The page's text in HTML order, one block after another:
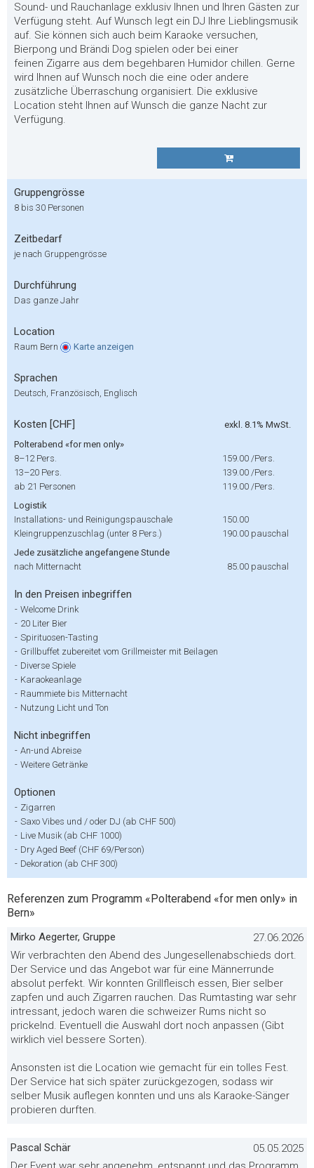
Sound- und Rauchanlage exklusiv Ihnen und Ihren Gästen zur
Verfügung steht. Auf Wunsch legt ein DJ Ihre Lieblingsmusik
auf. Sie können sich auch beim Karaoke versuchen,
Bierpong und Brändi Dog spielen oder bei einer
feinen Zigarre aus dem begehbaren Humidor chillen. Gerne
wird Ihnen auf Wunsch noch die eine oder andere
zusätzliche Überraschung organisiert. Die exklusive
Location steht Ihnen auf Wunsch die ganze Nacht zur
Verfügung.
Gruppengrösse
8 bis 30 Personen
Zeitbedarf
je nach Gruppengrösse
Durchführung
Das ganze Jahr
Location
Raum Bern Karte anzeigen
Sprachen
Deutsch, Französisch, Englisch
Kosten [CHF]
exkl. 8.1% MwSt.
Polterabend «for men only»
8–12 Pers.
159.00 /Pers.
13–20 Pers.
139.00 /Pers.
ab 21 Personen
119.00 /Pers.
Logistik
Installations- und Reinigungspauschale
150.00
Kleingruppenzuschlag (unter 8 Pers.)
190.00 pauschal
Jede zusätzliche angefangene Stunde
nach Mitternacht
85.00 pauschal
In den Preisen inbegriffen
- Welcome Drink
- 20 Liter Bier
- Spirituosen-Tasting
- Grillbuffet zubereitet vom Grillmeister mit Beilagen
- Diverse Spiele
- Karaokeanlage
- Raummiete bis Mitternacht
- Nutzung Licht und Ton
Nicht inbegriffen
- An-und Abreise
- Weitere Getränke
Optionen
- Zigarren
- Saxo Vibes und / oder DJ (ab CHF 500)
- Live Musik (ab CHF 1000)
- Dry Aged Beef (CHF 69/Person)
- Dekoration (ab CHF 300)
Referenzen zum Programm «Polterabend «for men only» in
Bern»
Mirko Aegerter, Gruppe
27.06.2026
Wir verbrachten den Abend des Jungesellenabschieds dort.
Der Service und das Angebot war für eine Männerrunde
absolut perfekt. Wir konnten Grillfleisch essen, Bier selber
zapfen und auch Zigarren rauchen. Das Rumtasting war sehr
intressant, jedoch waren die schweizer Rums nicht so
prickelnd. Eventuell die Auswahl dort noch anpassen (Gibt
wirklich viel bessere Sorten).
Ansonsten ist die Location wie gemacht für ein tolles Fest.
Der Service hat sich später zurückgezogen, sodass wir
selber Musik auflegen konnten und uns als Karaoke-Sänger
probieren durften.
Pascal Schär
05.05.2025